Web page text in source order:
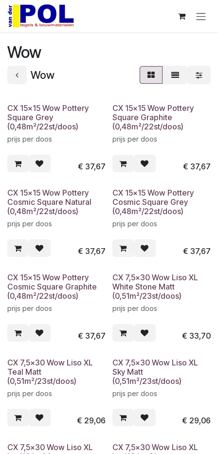
Overslaan naar inhoud
Wow
Wow
CX 15x15 Wow Pottery
Square Grey
(0,48m²/22st/doos)
prijs per doos
€ 37,67
CX 15x15 Wow Pottery
Square Graphite
(0,48m²/22st/doos)
prijs per doos
€ 37,67
CX 15x15 Wow Pottery
Cosmic Square Natural
(0,48m²/22st/doos)
prijs per doos
€ 37,67
CX 15x15 Wow Pottery
Cosmic Square Grey
(0,48m²/22st/doos)
prijs per doos
€ 37,67
CX 15x15 Wow Pottery
Cosmic Square Graphite
(0,48m²/22st/doos)
prijs per doos
€ 37,67
CX 7,5x30 Wow Liso XL
White Stone Matt
(0,51m²/23st/doos)
prijs per doos
€ 33,70
CX 7,5x30 Wow Liso XL
Teal Matt
(0,51m²/23st/doos)
prijs per doos
€ 29,06
CX 7,5x30 Wow Liso XL
Sky Matt
(0,51m²/23st/doos)
prijs per doos
€ 29,06
CX 7,5x30 Wow Liso XL
CX 7,5x30 Wow Liso XL